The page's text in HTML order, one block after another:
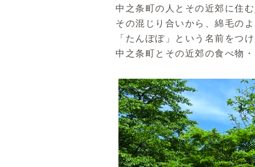
中之条町の人とその近郊に住
その混じり合いから、綿毛の
「たんぽぽ」という名前をつ
中之条町とその近郊の食べ物